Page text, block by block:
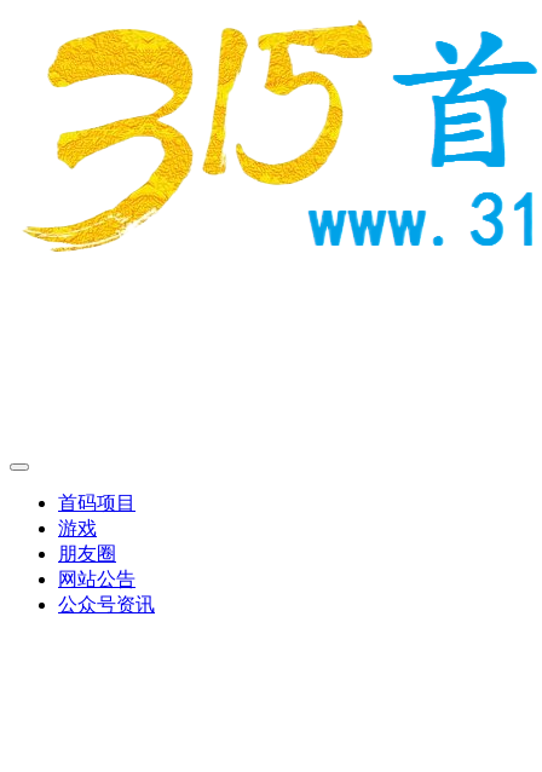
首码项目
游戏
朋友圈
网站公告
公众号资讯